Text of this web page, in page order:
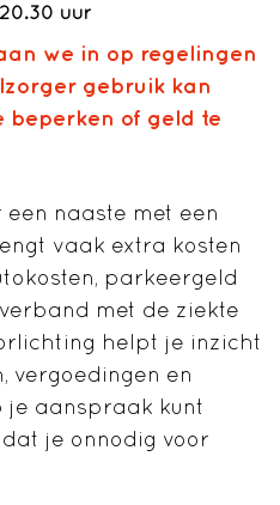
uur
we in op regelingen
gebruik kan
beperken of geld te
naaste met een
vaak extra kosten
parkeergeld
met de ziekte
helpt je inzicht
vergoedingen en
je aanspraak kunt
je onnodig voor